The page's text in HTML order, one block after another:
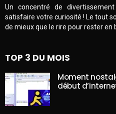
Un concentré de
satisfaire votre curiosité ! Le tout
de mieux que le rire pour rester en
TOP 3 DU MOIS
Moment
début